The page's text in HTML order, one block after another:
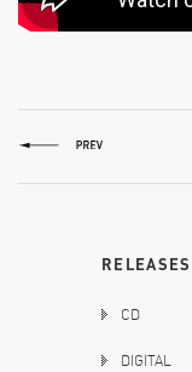
RELEASES
CD
DIGITAL